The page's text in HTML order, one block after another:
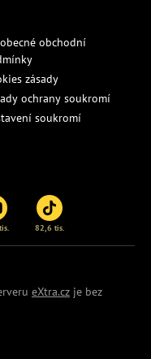
obchodní
zásady
ochrany soukromí
soukromí
82,6 tis.
eXtra.cz je bez